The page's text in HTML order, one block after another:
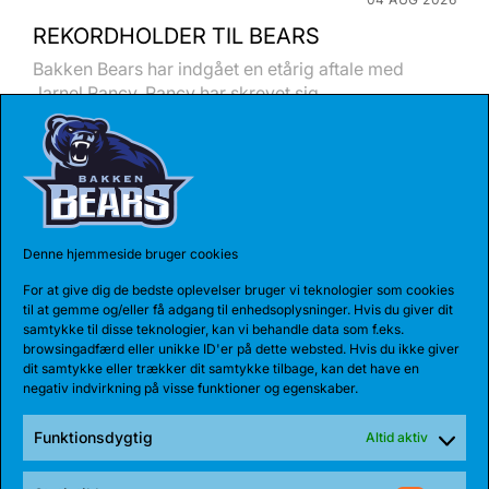
Denne hjemmeside bruger cookies
For at give dig de bedste oplevelser bruger vi teknologier som cookies
til at gemme og/eller få adgang til enhedsoplysninger. Hvis du giver dit
samtykke til disse teknologier, kan vi behandle data som f.eks.
browsingadfærd eller unikke ID'er på dette websted. Hvis du ikke giver
dit samtykke eller trækker dit samtykke tilbage, kan det have en
negativ indvirkning på visse funktioner og egenskaber.
Funktionsdygtig Altid aktiv
REKORDHOLDER TIL BEARS
Bakken Bears har indgået en etårig aftale med
Jarnel Rancy. Rancy har skrevet sig...
BEARS HENTER ATLETISK GUARD